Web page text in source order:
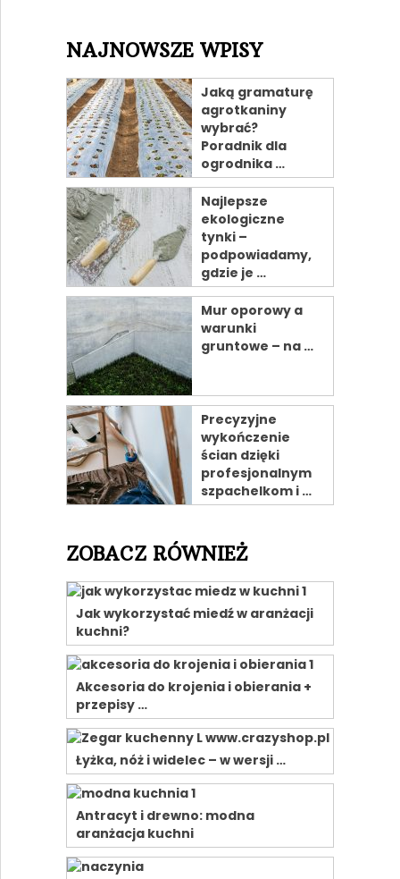
NAJNOWSZE WPISY
Jaką gramaturę
agrotkaniny
wybrać?
Poradnik dla
ogrodnika …
Najlepsze
ekologiczne
tynki –
podpowiadamy,
gdzie je …
Mur oporowy a
warunki
gruntowe – na …
Precyzyjne
wykończenie
ścian dzięki
profesjonalnym
szpachelkom i …
ZOBACZ RÓWNIEŻ
Jak wykorzystać miedź w aranżacji
kuchni?
Akcesoria do krojenia i obierania +
przepisy …
Łyżka, nóż i widelec – w wersji …
Antracyt i drewno: modna
aranżacja kuchni